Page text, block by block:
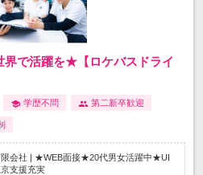
で活躍を★【ロケバスドライ
学歴不問 第二新卒歓迎
限会社 | ★WEB面接★20代男女活躍中★UI
支援充実